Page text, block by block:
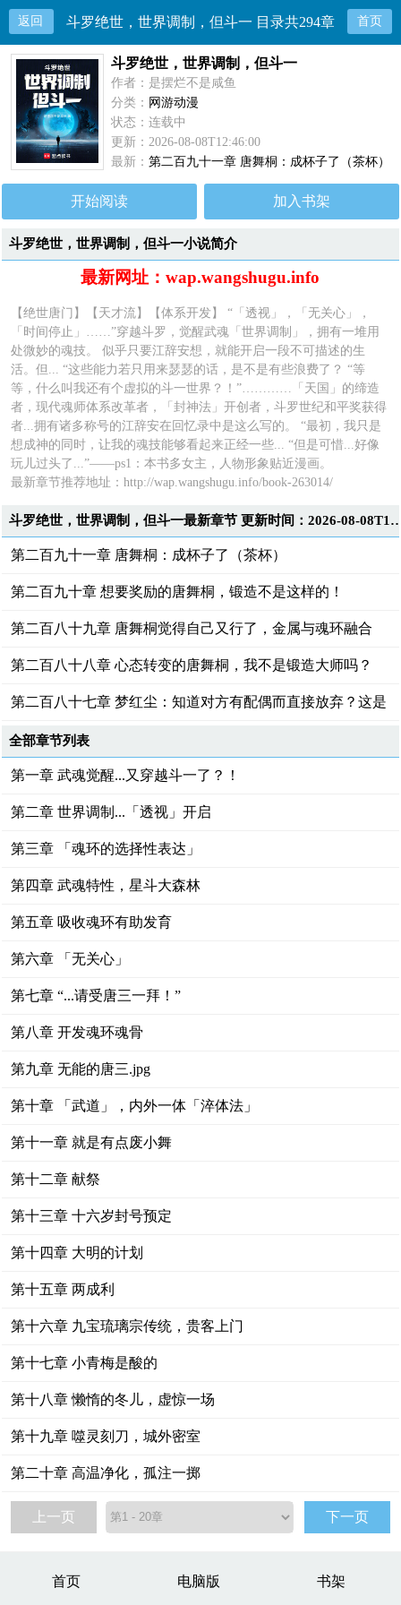
返回 斗罗绝世，世界调制，但斗一 目录共294章 首页
斗罗绝世，世界调制，但斗一
作者：是摆烂不是咸鱼
分类： 网游动漫
状态：连载中
更新：2026-08-08T12:46:00
最新：第二百九十一章 唐舞桐：成杯子了（茶杯）
开始阅读 加入书架
斗罗绝世，世界调制，但斗一小说简介
最新网址：wap.wangshugu.info
【绝世唐门】【天才流】【体系开发】 “「透视」，「无关心」，
「时间停止」……”穿越斗罗，觉醒武魂「世界调制」，拥有一堆用
处微妙的魂技。 似乎只要江辞安想，就能开启一段不可描述的生
活。但... “这些能力若只用来瑟瑟的话，是不是有些浪费了？ “等
等，什么叫我还有个虚拟的斗一世界？！”…………「天国」的缔造
者，现代魂师体系改革者，「封神法」开创者，斗罗世纪和平奖获得
者...拥有诸多称号的江辞安在回忆录中是这么写的。 “最初，我只是
想成神的同时，让我的魂技能够看起来正经一些... “但是可惜...好像
玩儿过头了...”——ps1：本书多女主，人物形象贴近漫画。
最新章节推荐地址：http://wap.wangshugu.info/book-263014/
斗罗绝世，世界调制，但斗一最新章节 更新
第二百九十一章 唐舞桐：成杯子了（茶杯）
第二百九十章 想要奖励的唐舞桐，锻造不是这样的！
第二百八十九章 唐舞桐觉得自己又行了，金属与魂环融合
第二百八十八章 心态转变的唐舞桐，我不是锻造大师吗？
第二百八十七章 梦红尘：知道对方有配偶而直接放弃？这是
废物的思维！
全部章节列表
第一章 武魂觉醒...又穿越斗一了？！
第二章 世界调制...「透视」开启
第三章 「魂环的选择性表达」
第四章 武魂特性，星斗大森林
第五章 吸收魂环有助发育
第六章 「无关心」
第七章 “...请受唐三一拜！”
第八章 开发魂环魂骨
第九章 无能的唐三.jpg
第十章 「武道」，内外一体「淬体法」
第十一章 就是有点废小舞
第十二章 献祭
第十三章 十六岁封号预定
第十四章 大明的计划
第十五章 两成利
第十六章 九宝琉璃宗传统，贵客上门
第十七章 小青梅是酸的
第十八章 懒惰的冬儿，虚惊一场
第十九章 噬灵刻刀，城外密室
第二十章 高温净化，孤注一掷
上一页 下一页
首页 电脑版 书架